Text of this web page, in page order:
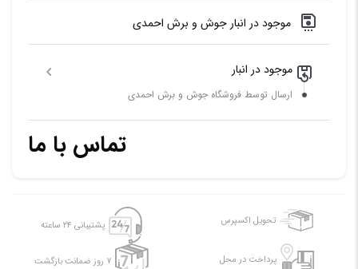
موجود در انبار جوش و برش احمدی
موجود در انبار
ارسال توسط فروشگاه جوش و برش احمدی
تماس با ما
تحویل اکسپرس پشتیبانی ۲۴ ساعته
پرداخت در محل ۷ روز ضمانت بازگشت